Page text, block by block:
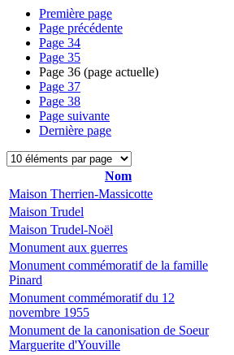
Première page
Page précédente
Page 34
Page 35
Page 36 (page actuelle)
Page 37
Page 38
Page suivante
Dernière page
Nom
Maison Therrien-Massicotte
Maison Trudel
Maison Trudel-Noël
Monument aux guerres
Monument commémoratif de la famille
Pinard
Monument commémoratif du 12
novembre 1955
Monument de la canonisation de Soeur
Marguerite d'Youville